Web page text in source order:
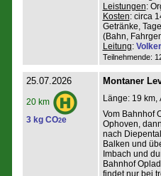
Leistungen:
Kosten: circa
Getränke,
(Bahn,
Leitung:
Teilnehmende:
25.07.2026
20 km
3 kg CO2e
Montaner
Länge: 19 km,
Vom Bahnhof
Ophoven,
nach
Balken und
Imbach und
Bahnhof
findet nur bei